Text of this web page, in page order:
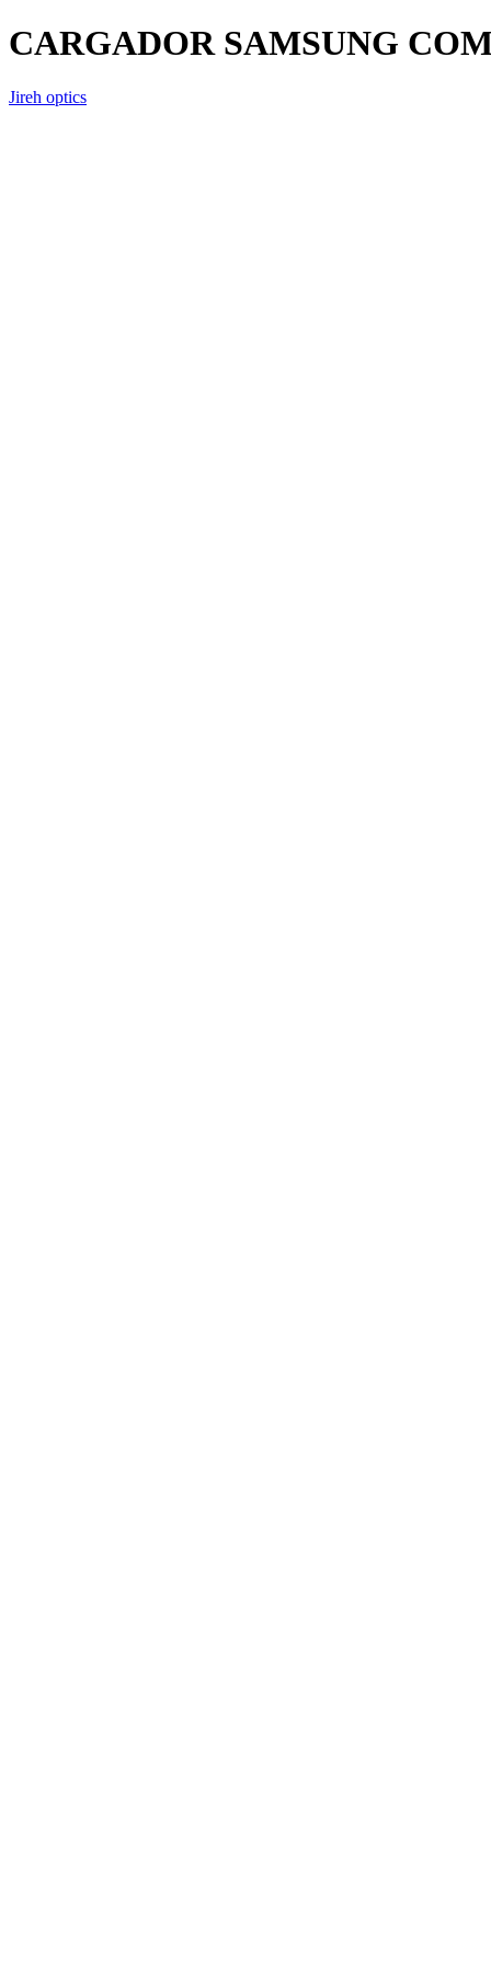
CARGADOR SAMSUNG
Jireh optics